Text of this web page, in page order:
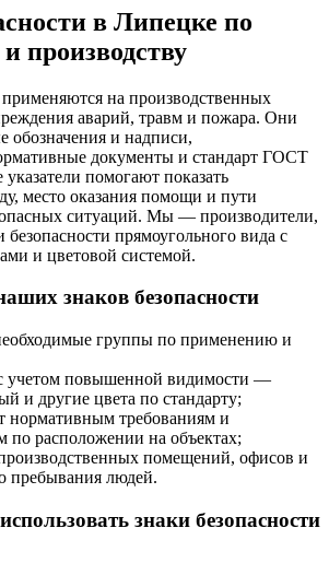
в Липецке по
производству
применяются на производственных
аварий, травм и пожара. Они
обозначения и надписи,
документы и стандарт ГОСТ
помогают показать
место оказания помощи и пути
опасных ситуаций. Мы — производители,
прямоугольного вида с
и цветовой системой.
знаков безопасности
группы по применению и
учетом повышенной видимости —
и другие цвета по стандарту;
нормативным требованиям и
по расположении на объектах;
помещений, офисов и
пребывания людей.
знаки безопасности